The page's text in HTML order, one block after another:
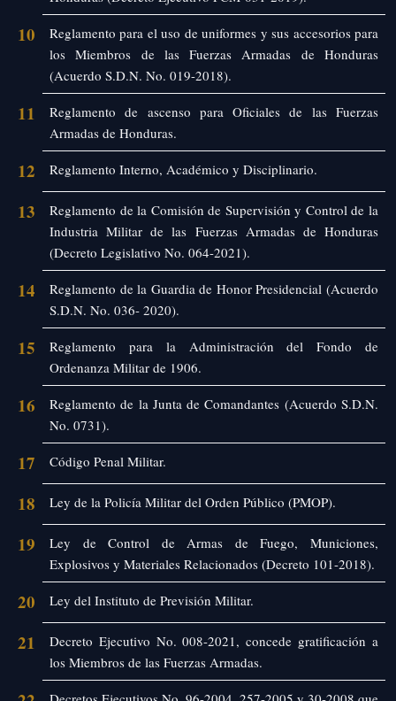
10
Reglamento para el uso de uniformes y sus accesorios para
los Miembros de las Fuerzas Armadas de Honduras
(Acuerdo S.D.N. No. 019-2018).
11
Reglamento de ascenso para Oficiales de las Fuerzas
Armadas de Honduras.
12 Reglamento Interno, Académico y Disciplinario.
13
Reglamento de la Comisión de Supervisión y Control de la
Industria Militar de las Fuerzas Armadas de Honduras
(Decreto Legislativo No. 064-2021).
14
Reglamento de la Guardia de Honor Presidencial (Acuerdo
S.D.N. No. 036- 2020).
15
Reglamento para la Administración del Fondo de
Ordenanza Militar de 1906.
16
Reglamento de la Junta de Comandantes (Acuerdo S.D.N.
No. 0731).
17 Código Penal Militar.
18 Ley de la Policía Militar del Orden Público (PMOP).
19
Ley de Control de Armas de Fuego, Municiones,
Explosivos y Materiales Relacionados (Decreto 101-2018).
20 Ley del Instituto de Previsión Militar.
21
Decreto Ejecutivo No. 008-2021, concede gratificación a
los Miembros de las Fuerzas Armadas.